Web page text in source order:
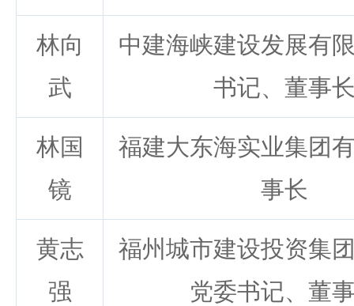
林向
武
中建海峡建设发展有
书记、董事
林国
镜
福建大东海实业集团
事长
黄志
强
福州城市建设投资集
党委书记、董